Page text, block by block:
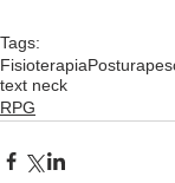
Tags:
FisioterapiaPostura
text neck
RPG